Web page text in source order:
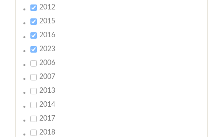
2012
2015
2016
2023
2006
2007
2013
2014
2017
2018